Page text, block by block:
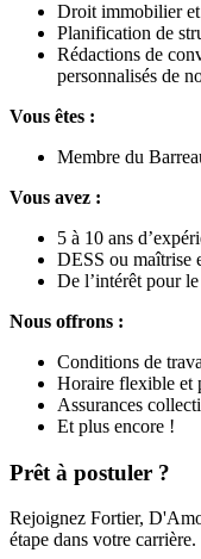
Droit immobilier
Planification de
Rédactions de
personnalisés de
Vous êtes :
Membre du
Vous avez :
5 à 10 ans
DESS ou maîtrise
De l’intérêt pour
Nous offrons :
Conditions de
Horaire flexible et
Assurances
Et plus encore !
Prêt à postuler ?
Rejoignez Fortier,
étape dans votre carrière.